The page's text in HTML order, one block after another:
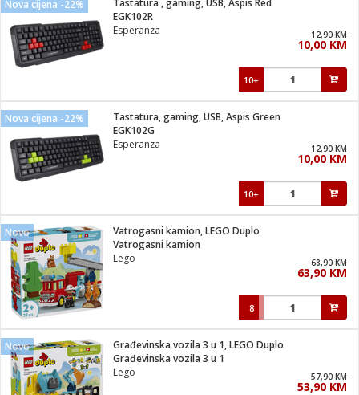
pribor
pribor
Vitrine
pribor
i kutije
osigurači
gorivo
2
Nova cijena -22%
Tastatura , gaming, USB, Aspis Red
EGK102R
Esperanza
12,90 KM
10,00 KM
10+
Nova cijena -22%
Tastatura, gaming, USB, Aspis Green
EGK102G
Esperanza
12,90 KM
10,00 KM
10+
Novo
Vatrogasni kamion, LEGO Duplo
Vatrogasni kamion
Lego
68,90 KM
63,90 KM
8
Novo
Građevinska vozila 3 u 1, LEGO Duplo
Građevinska vozila 3 u 1
Lego
57,90 KM
53,90 KM